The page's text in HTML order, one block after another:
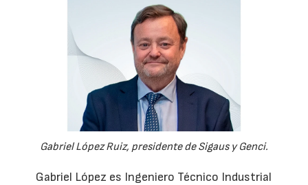
Gabriel López Ruiz, presidente de Sigaus y Genci.
Gabriel López es Ingeniero Técnico Industrial